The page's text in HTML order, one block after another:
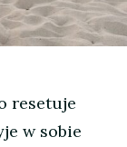
resetuje
w sobie